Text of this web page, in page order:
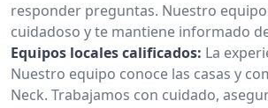
responder preguntas. Nuestro
cuidadoso y te mantiene informado
Equipos locales calificados: La
Nuestro equipo conoce las casas y
Neck. Trabajamos con cuidado,